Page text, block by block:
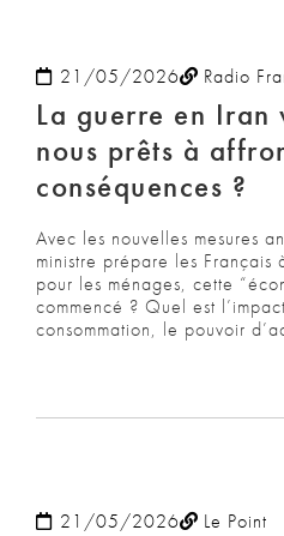
21/05/2026 Radio
La guerre en Iran
nous prêts à
conséquences ?
Avec les nouvelles mesures
ministre prépare les Français
pour les ménages, cette
commencé ? Quel est
consommation, le pouvoir
21/05/2026 Le Point